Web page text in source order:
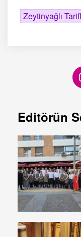
Zeytinyağlı
Editörün